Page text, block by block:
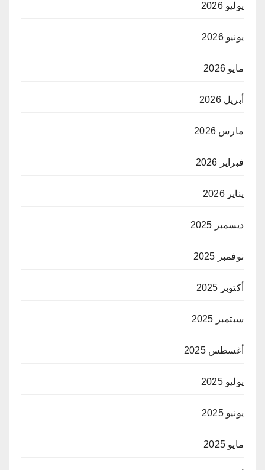
يوليو 2026
يونيو 2026
مايو 2026
أبريل 2026
مارس 2026
فبراير 2026
يناير 2026
ديسمبر 2025
نوفمبر 2025
أكتوبر 2025
سبتمبر 2025
أغسطس 2025
يوليو 2025
يونيو 2025
مايو 2025